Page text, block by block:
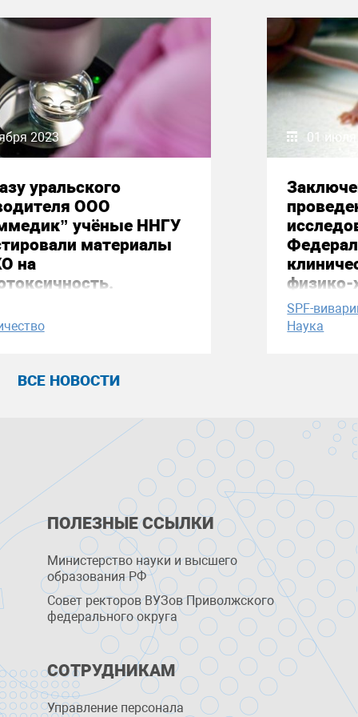
2023
уральского
ООО
учёные ННГУ
материалы
на
01
физико-
Ю. М.
SPF-
Наука
ВСЕ НОВОСТИ
ПОЛЕЗНЫЕ ССЫЛКИ
Министерство науки и высшего
образования РФ
Совет ректоров ВУЗов Приволжского
федерального округа
СОТРУДНИКАМ
Управление персоналa